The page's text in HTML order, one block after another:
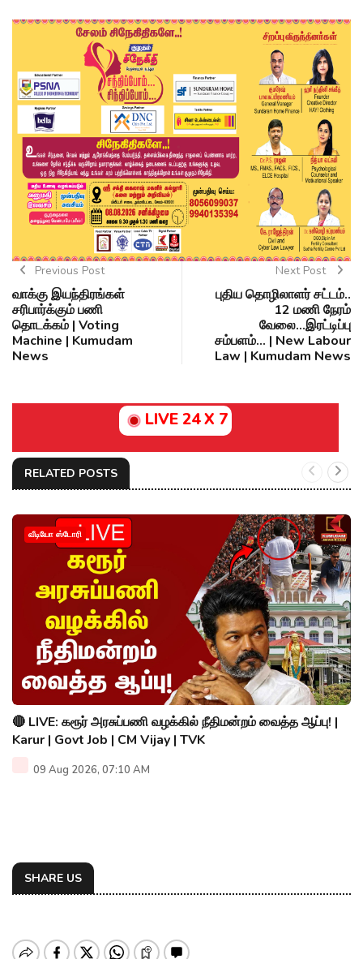
Previous Post
வாக்கு இயந்திரங்கள்
சரிபார்க்கும் பணி
தொடக்கம் | Voting
Machine | Kumudam
News
Next Post
புதிய தொழிலாளர் சட்டம்..
12 மணி நேரம்
வேலை...இரட்டிப்பு
சம்பளம்... | New Labour
Law | Kumudam News
LIVE 24 X 7
RELATED POSTS
வீடியோ ஸ்டோரி
🔴 LIVE: கரூர் அரசுப்பணி வழக்கில் நீதிமன்றம் வைத்த ஆப்பு! |
Karur | Govt Job | CM Vijay | TVK
09 Aug 2026, 07:10 AM
SHARE US